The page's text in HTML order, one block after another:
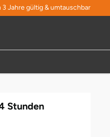
Jahre gültig & umtauschbar
erscheinen
Stunden